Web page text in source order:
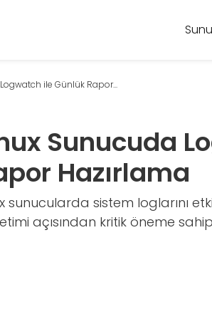
ile Günlük Rapor...
Sunucuda
Hazırlama
sunucularda sistem loglarını
açısından kritik öneme